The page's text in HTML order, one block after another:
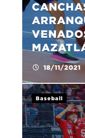
18/11/2021
Baseball